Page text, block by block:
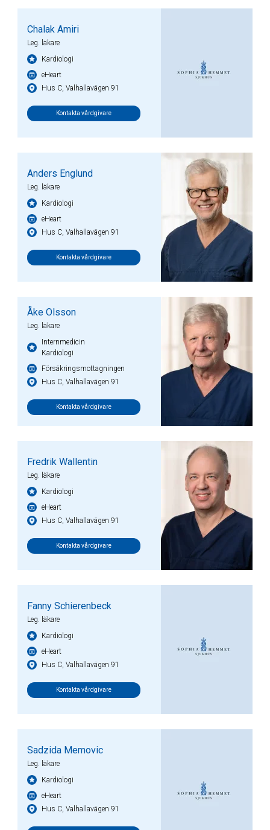
Chalak Amiri
Leg. läkare
Kardiologi
eHeart
Hus C, Valhallavägen 91
Kontakta vårdgivare
Anders Englund
Leg. läkare
Kardiologi
eHeart
Hus C, Valhallavägen 91
Kontakta vårdgivare
Åke Olsson
Leg. läkare
Internmedicin
Kardiologi
Försäkringsmottagningen
Hus C, Valhallavägen 91
Kontakta vårdgivare
Fredrik Wallentin
Leg. läkare
Kardiologi
eHeart
Hus C, Valhallavägen 91
Kontakta vårdgivare
Fanny Schierenbeck
Leg. läkare
Kardiologi
eHeart
Hus C, Valhallavägen 91
Kontakta vårdgivare
Sadzida Memovic
Leg. läkare
Kardiologi
eHeart
Hus C, Valhallavägen 91